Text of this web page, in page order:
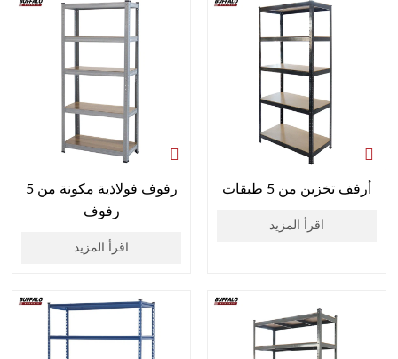
رفوف فولاذية مكونة من 5
رفوف
اقرأ المزيد
أرفف تخزين من 5 طبقات
اقرأ المزيد